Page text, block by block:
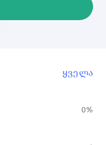
ყველა
0%